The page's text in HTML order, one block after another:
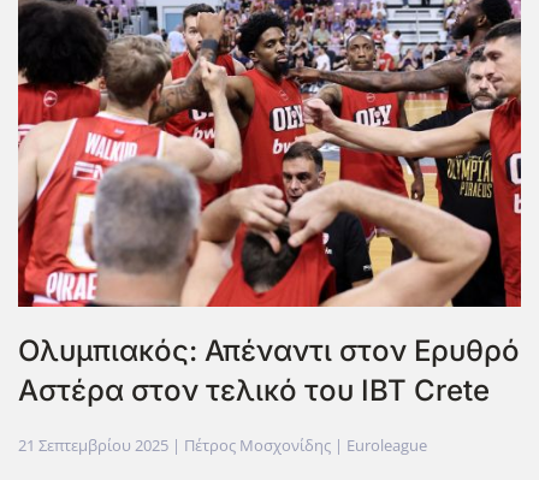
Ολυμπιακός: Απέναντι στον Ερυθρό
Αστέρα στον τελικό του IBT Crete
21 Σεπτεμβρίου 2025 | Πέτρος Μοσχονίδης | Euroleague